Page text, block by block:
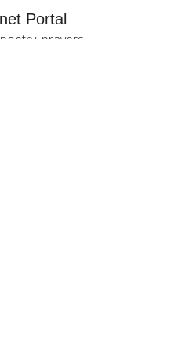
Portal
prayers...